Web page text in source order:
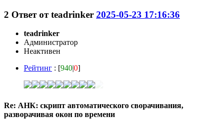
2 Ответ отteadrinker 2025-05-23 17:16:36
teadrinker
Администратор
Неактивен
Рейтинг : [940|0]
Re: АНК: скрипт автоматического сворачивания,
разворачивая окон по времени